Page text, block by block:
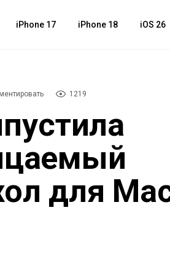
iPhone 17 iPhone 18 iOS 26
1219
для